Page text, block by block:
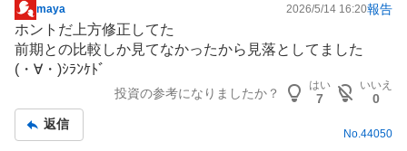
掲
示
板
記
maya 2026/5/14 16:20報告
ホントだ上方修正してた
前期との比較しか見てなかったから見落としてました
(⁠・⁠∀⁠・⁠)ｼﾗﾝｹﾄﾞ
投資の参考になりましたか？
はい
7
いいえ
0
返信
No. 44050